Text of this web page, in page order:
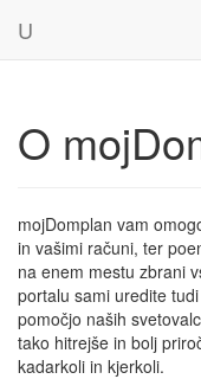
U
O
mojDomplan vam
in vašimi računi, ter
na enem mestu zbrani
portalu sami uredite
pomočjo naših
tako hitrejše in bolj
kadarkoli in kjerkoli.